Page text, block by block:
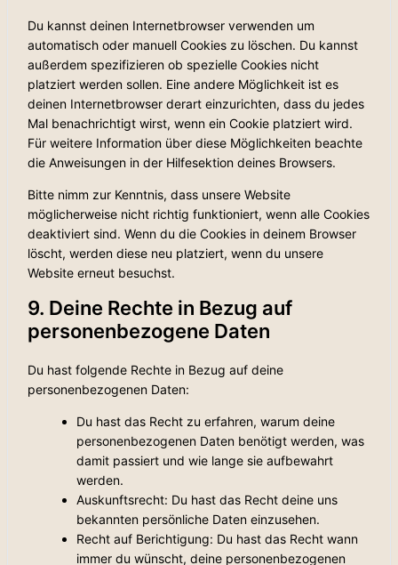
Du kannst deinen Internetbrowser verwenden um
automatisch oder manuell Cookies zu löschen. Du kannst
außerdem spezifizieren ob spezielle Cookies nicht
platziert werden sollen. Eine andere Möglichkeit ist es
deinen Internetbrowser derart einzurichten, dass du jedes
Mal benachrichtigt wirst, wenn ein Cookie platziert wird.
Für weitere Information über diese Möglichkeiten beachte
die Anweisungen in der Hilfesektion deines Browsers.
Bitte nimm zur Kenntnis, dass unsere Website
möglicherweise nicht richtig funktioniert, wenn alle Cookies
deaktiviert sind. Wenn du die Cookies in deinem Browser
löscht, werden diese neu platziert, wenn du unsere
Website erneut besuchst.
9. Deine Rechte in Bezug auf
personenbezogene Daten
Du hast folgende Rechte in Bezug auf deine
personenbezogenen Daten:
Du hast das Recht zu erfahren, warum deine
personenbezogenen Daten benötigt werden, was
damit passiert und wie lange sie aufbewahrt
werden.
Auskunftsrecht: Du hast das Recht deine uns
bekannten persönliche Daten einzusehen.
Recht auf Berichtigung: Du hast das Recht wann
immer du wünscht, deine personenbezogenen